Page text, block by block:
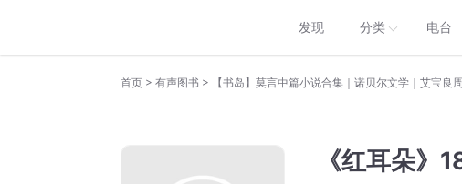
发现 分类 电台
首页 > 有声图书 > 【书岛】莫言中篇小说合集｜诺贝尔文学｜艾宝良
《红耳朵》